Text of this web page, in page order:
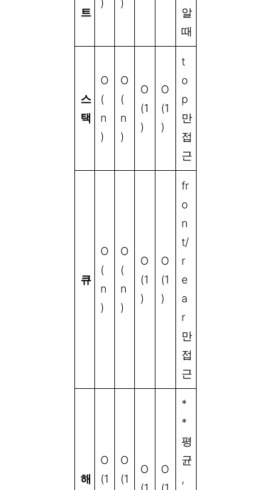
트
알
때
스
택
O
(
n
)
O
(
n
)
O
(1
)
O
(1
)
t
o
p
만
접
근
큐
O
(
n
)
O
(
n
)
O
(1
)
O
(1
)
fr
o
n
t/
r
e
a
r
만
접
근
해
O
(1
O
(1
O
O
*
*
평
균
,